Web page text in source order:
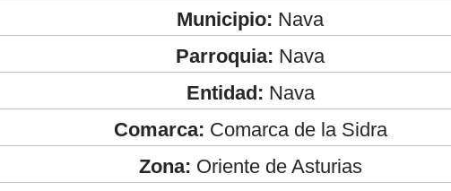
Municipio: Nava
Parroquia: Nava
Entidad: Nava
Comarca: Comarca de la Sidra
Zona: Oriente de Asturias